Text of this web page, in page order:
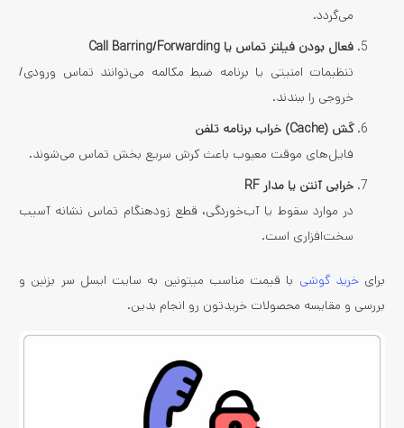
می‌گردد.
فعال بودن فیلتر تماس یا Call Barring/Forwarding
تنظیمات امنیتی یا برنامه ضبط مکالمه می‌توانند تماس ورودی/
خروجی را ببندند.
کَش (Cache) خراب برنامه تلفن
فایل‌های موقت معیوب باعث کرش سریع بخش تماس می‌شوند.
خرابی آنتن یا مدار RF
در موارد سقوط یا آب‌خوردگی، قطع زودهنگام تماس نشانه آسیب
سخت‌افزاری است.
برایخرید گوشی با قیمت مناسب میتونین به سایت ایسل سر بزنین و
بررسی و مقایسه محصولات خریدتون رو انجام بدین.